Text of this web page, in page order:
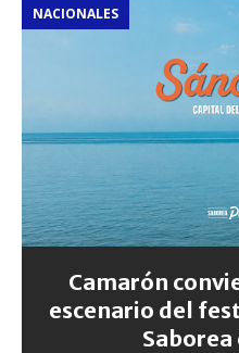
NACIONALES
Camarón
escenario del